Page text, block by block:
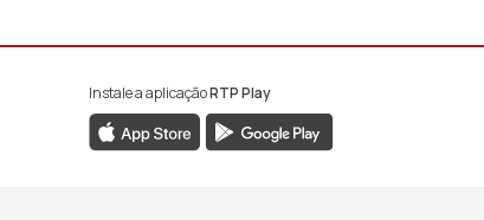
da RTP África
da RTP África
da RTP África
Instale a aplicaçãoRTP Play